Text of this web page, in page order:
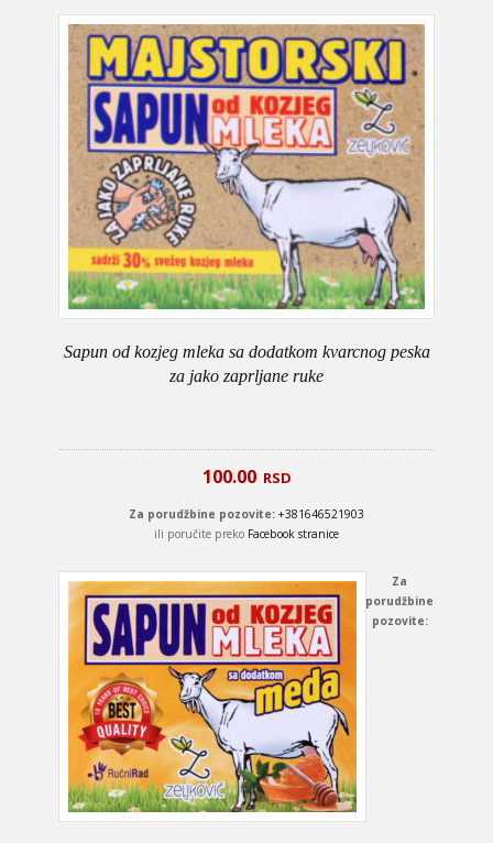
Sapun od kozjeg mleka sa dodatkom kvarcnog peska
za jako zaprljane ruke
100.00 RSD
Za porudžbine pozovite: +381646521903
ili poručite preko Facebook stranice
Za
porudžbine
pozovite: